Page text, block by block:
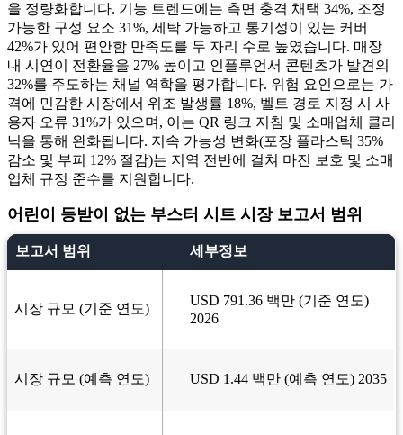
을 정량화합니다. 기능 트렌드에는 측면 충격 채택 34%, 조정
가능한 구성 요소 31%, 세탁 가능하고 통기성이 있는 커버
42%가 있어 편안함 만족도를 두 자리 수로 높였습니다. 매장
내 시연이 전환율을 27% 높이고 인플루언서 콘텐츠가 발견의
32%를 주도하는 채널 역학을 평가합니다. 위험 요인으로는 가
격에 민감한 시장에서 위조 발생률 18%, 벨트 경로 지정 시 사
용자 오류 31%가 있으며, 이는 QR 링크 지침 및 소매업체 클리
닉을 통해 완화됩니다. 지속 가능성 변화(포장 플라스틱 35%
감소 및 부피 12% 절감)는 지역 전반에 걸쳐 마진 보호 및 소매
업체 규정 준수를 지원합니다.
어린이 등받이 없는 부스터 시트 시장 보고서 범위
보고서 범위 세부정보
시장 규모 (기준 연도)
USD 791.36 백만 (기준 연도)
2026
시장 규모 (예측 연도) USD 1.44 백만 (예측 연도) 2035